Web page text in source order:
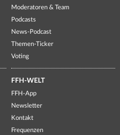
Moderatoren & Team
Podcasts
News-Podcast
Themen-Ticker
Voting
FFH-WELT
FFH-App
Newsletter
Kontakt
Frequenzen